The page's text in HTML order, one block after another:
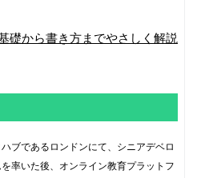
礎から書き方までやさしく解説
ブであるロンドンにて、シニアデベロ
率いた後、オンライン教育プラットフ